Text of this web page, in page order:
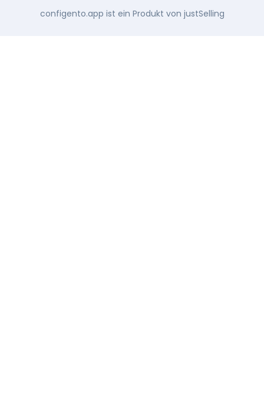
configento.app ist ein Produkt von justSelling